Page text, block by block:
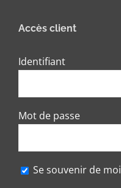
Accès client
Identifiant
Mot de passe
Se souvenir de moi